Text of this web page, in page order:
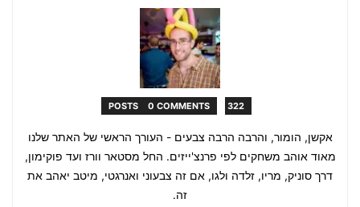
322 POSTS
0 COMMENTS
אקשן, הומור, והרבה הרבה צבעים - העורך הראשי של האתר שלנו
מאוד אוהב משחקים לפי פרנצ'ייזים. החל מסטאר וורז ועד פוקימון,
דרך סוניק, מריו, זלדה ולגו, אם זה צבעוני ואנרגטי, מיטב יאהב את
זה.